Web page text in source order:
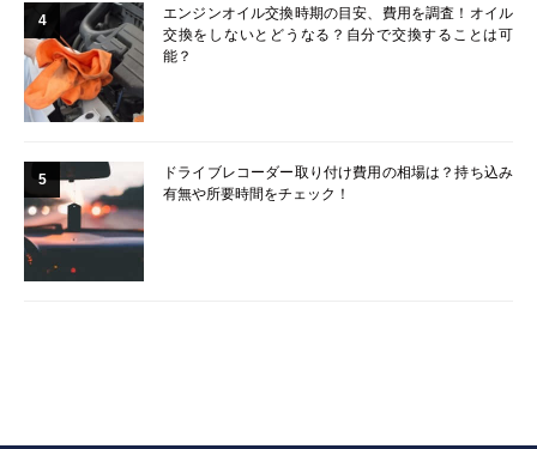
4
エンジンオイル交換時期の目安、費用を調査！オイル
交換をしないとどうなる？自分で交換することは可
能？
5
ドライブレコーダー取り付け費用の相場は？持ち込み
有無や所要時間をチェック！